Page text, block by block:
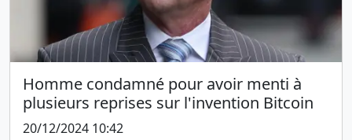
Homme condamné pour avoir menti à
plusieurs reprises sur l'invention Bitcoin
20/12/2024 10:42